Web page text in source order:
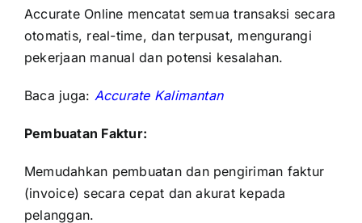
Accurate Online mencatat semua transaksi secara
otomatis, real-time, dan terpusat, mengurangi
pekerjaan manual dan potensi kesalahan.
Baca juga: Accurate Kalimantan
Pembuatan Faktur:
Memudahkan pembuatan dan pengiriman faktur
(invoice) secara cepat dan akurat kepada
pelanggan.